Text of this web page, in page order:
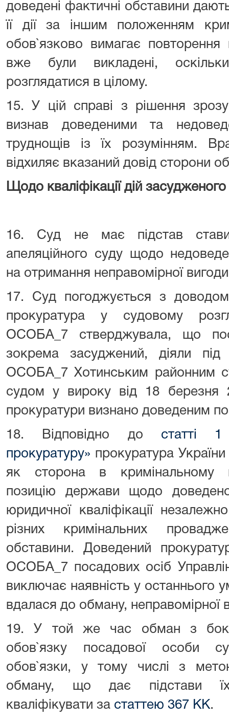
доведені фактичні обставини
її дії за іншим положенням
обов`язково вимагає повторення
вже були викладені,
розглядатися в цілому.
15. У цій справі з рішення
визнав доведеними та
труднощів із їх розумінням.
відхиляє вказаний довід сторони
Щодо кваліфікації дій засудженого
16. Суд не має підстав
апеляційного суду щодо
на отримання неправомірної
17. Суд погоджується з доводом
прокуратура у судовому
ОСОБА_7 стверджувала, що
зокрема засуджений, діяли
ОСОБА_7 Хотинським районним
судом у вироку від 18 березня
прокуратури визнано доведеним
18. Відповідно до статті
прокуратуру» прокуратура
як сторона в кримінальному
позицію держави щодо
юридичної кваліфікації
різних кримінальних
обставини. Доведений
ОСОБА_7 посадових осіб
виключає наявність у останнього
вдалася до обману, неправомірної
19. У той же час обман з
обов`язку посадової особи
обов`язки, у тому числі з
обману, що дає підстави
кваліфікувати за статтею 367 КК.